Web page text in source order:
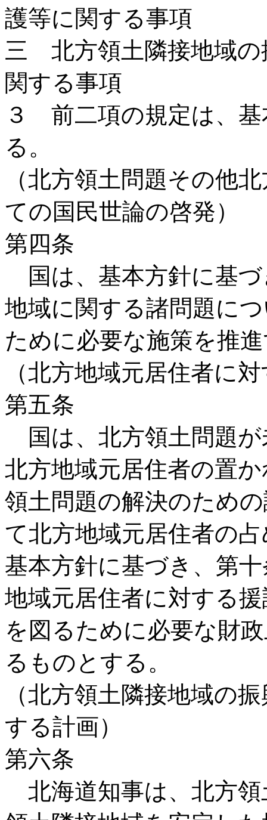
護等に関する事項
三 北方領土隣接地域の
関する事項
３ 前二項の規定は、基
る。
（北方領土問題その他
ての国民世論の啓発）
第四条
国は、基本方針に基づ
地域に関する諸問題に
ために必要な施策を推
（北方地域元居住者に
第五条
国は、北方領土問題
北方地域元居住者の置
領土問題の解決のため
て北方地域元居住者の
基本方針に基づき、第
地域元居住者に対する
を図るために必要な財
るものとする。
（北方領土隣接地域の
する計画）
第六条
北海道知事は、北方領